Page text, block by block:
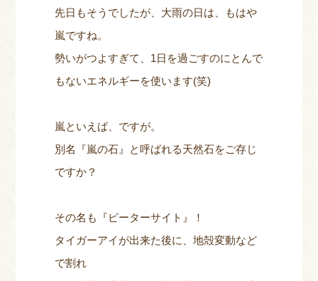
先日もそうでしたが、大雨の日は、もはや
嵐ですね。
勢いがつよすぎて、1日を過ごすのにとんで
もないエネルギーを使います(笑)
嵐といえば、ですが。
別名『嵐の石』と呼ばれる天然石をご存じ
ですか？
その名も『ピーターサイト』！
タイガーアイが出来た後に、地殻変動など
で割れ